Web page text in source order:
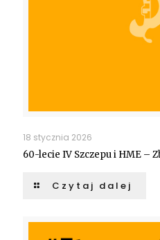
18 stycznia 2026
60-lecie IV Szczepu i HME –
Czytaj dalej